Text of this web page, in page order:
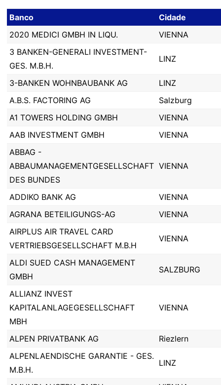
Banco
Cidade
2020 MEDICI GMBH IN LIQU.
VIENNA
3 BANKEN-GENERALI INVESTMENT-
GES. M.B.H.
LINZ
3-BANKEN WOHNBAUBANK AG
LINZ
A.B.S. FACTORING AG
Salzburg
A1 TOWERS HOLDING GMBH
VIENNA
AAB INVESTMENT GMBH
VIENNA
ABBAG -
ABBAUMANAGEMENTGESELLSCHAFT
DES BUNDES
VIENNA
ADDIKO BANK AG
VIENNA
AGRANA BETEILIGUNGS-AG
VIENNA
AIRPLUS AIR TRAVEL CARD
VERTRIEBSGESELLSCHAFT M.B.H
VIENNA
ALDI SUED CASH MANAGEMENT
GMBH
SALZBURG
ALLIANZ INVEST
KAPITALANLAGEGESELLSCHAFT
MBH
VIENNA
ALPEN PRIVATBANK AG
Riezlern
ALPENLAENDISCHE GARANTIE - GES.
M.B.H.
LINZ